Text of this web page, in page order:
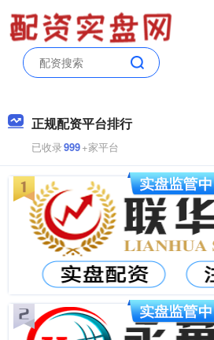
正规配资平台排行
已收录999+家平台